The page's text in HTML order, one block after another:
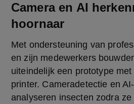
Camera en AI
hoornaar
Met ondersteuning van
en zijn medewerkers
uiteindelijk een prototype
printer. Cameradetectie en
analyseren insecten zodra ze